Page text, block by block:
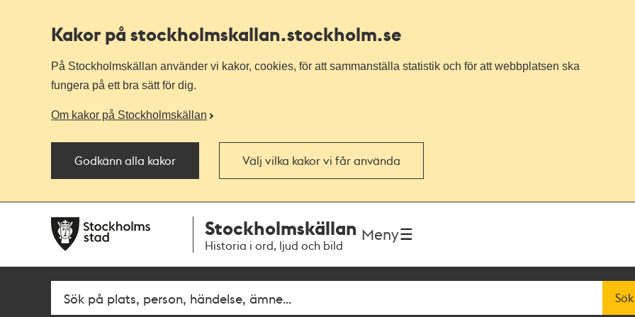
Kakor på stockholmskallan.stockholm.se
På Stockholmskällan använder vi kakor, cookies, för att sammanställa statistik och för att webbplatsen ska
fungera på ett bra sätt för dig.
Om kakor på Stockholmskällan
Godkänn alla kakor Välj vilka kakor vi får använda
navigationen
huvudinnehållet
Stockholmskällan
Historia i ord, ljud och bild
Meny
Fritextsök Sök